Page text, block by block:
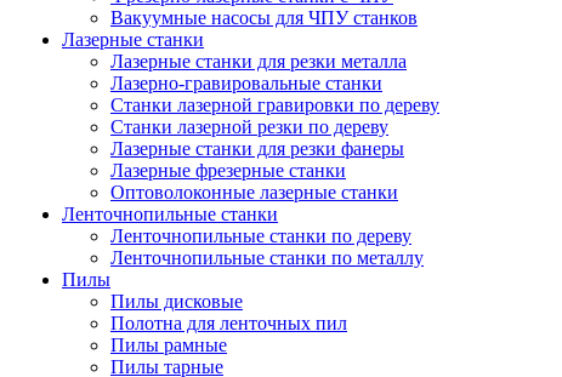
Вакуумные насосы для ЧПУ станков
Лазерные станки
Лазерные станки для резки металла
Лазерно-гравировальные станки
Станки лазерной гравировки по дереву
Станки лазерной резки по дереву
Лазерные станки для резки фанеры
Лазерные фрезерные станки
Оптоволоконные лазерные станки
Ленточнопильные станки
Ленточнопильные станки по дереву
Ленточнопильные станки по металлу
Пилы
Пилы дисковые
Полотна для ленточных пил
Пилы рамные
Пилы тарные